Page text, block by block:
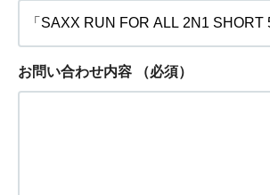
お問い合わせ内容 （必須）